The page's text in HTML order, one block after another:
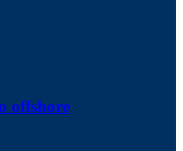
offshore